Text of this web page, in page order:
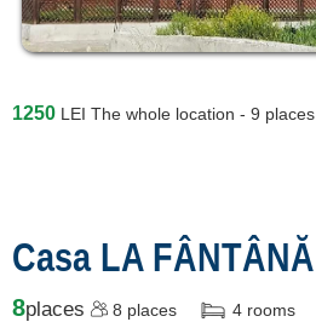
1250 LEI The whole location - 9 places
Casa LA FÂNTÂNĂ
8places 8 places 4 rooms